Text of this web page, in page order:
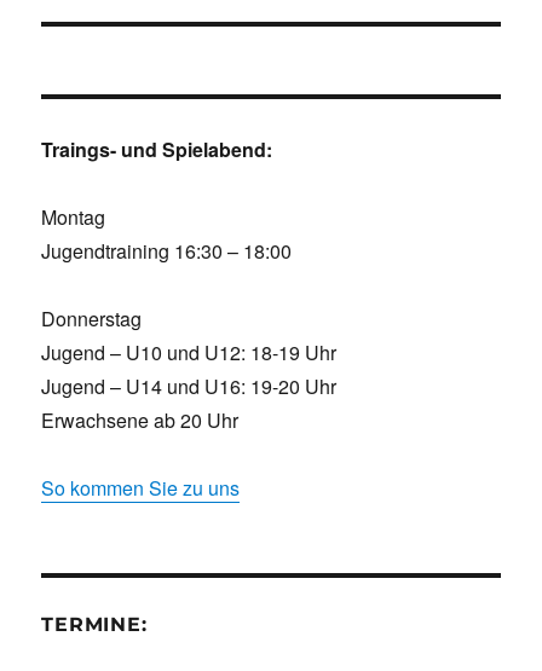
Traings- und Spielabend:
Montag
Jugendtraining 16:30 – 18:00
Donnerstag
Jugend – U10 und U12: 18-19 Uhr
Jugend – U14 und U16: 19-20 Uhr
Erwachsene ab 20 Uhr
So kommen Sie zu uns
TERMINE: